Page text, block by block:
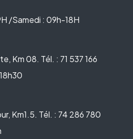
/Samedi : 09h-18H
Km 08. Tél. : 71 537 166
Km1.5. Tél. : 74 286 780